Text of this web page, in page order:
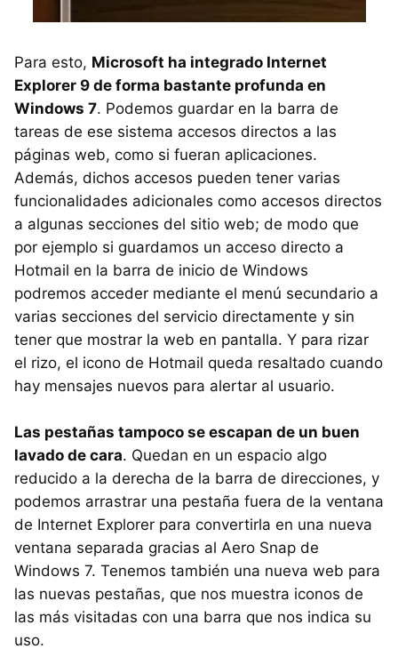
Para esto, Microsoft ha integrado Internet
Explorer 9 de forma bastante profunda en
Windows 7. Podemos guardar en la barra de
tareas de ese sistema accesos directos a las
páginas web, como si fueran aplicaciones.
Además, dichos accesos pueden tener varias
funcionalidades adicionales como accesos directos
a algunas secciones del sitio web; de modo que
por ejemplo si guardamos un acceso directo a
Hotmail en la barra de inicio de Windows
podremos acceder mediante el menú secundario a
varias secciones del servicio directamente y sin
tener que mostrar la web en pantalla. Y para rizar
el rizo, el icono de Hotmail queda resaltado cuando
hay mensajes nuevos para alertar al usuario.
Las pestañas tampoco se escapan de un buen
lavado de cara. Quedan en un espacio algo
reducido a la derecha de la barra de direcciones, y
podemos arrastrar una pestaña fuera de la ventana
de Internet Explorer para convertirla en una nueva
ventana separada gracias al Aero Snap de
Windows 7. Tenemos también una nueva web para
las nuevas pestañas, que nos muestra iconos de
las más visitadas con una barra que nos indica su
uso.